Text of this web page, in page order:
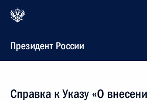
Президент России
Справка к Указу «О